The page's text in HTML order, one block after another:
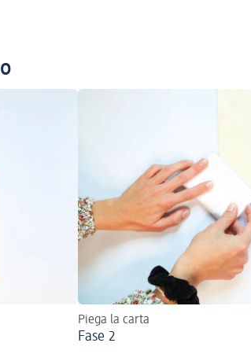
Piega la carta
Fase 2